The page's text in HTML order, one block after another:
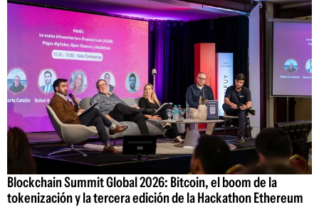
Blockchain Summit Global 2026: Bitcoin, el boom de la
tokenización y la tercera edición de la Hackathon Ethereum